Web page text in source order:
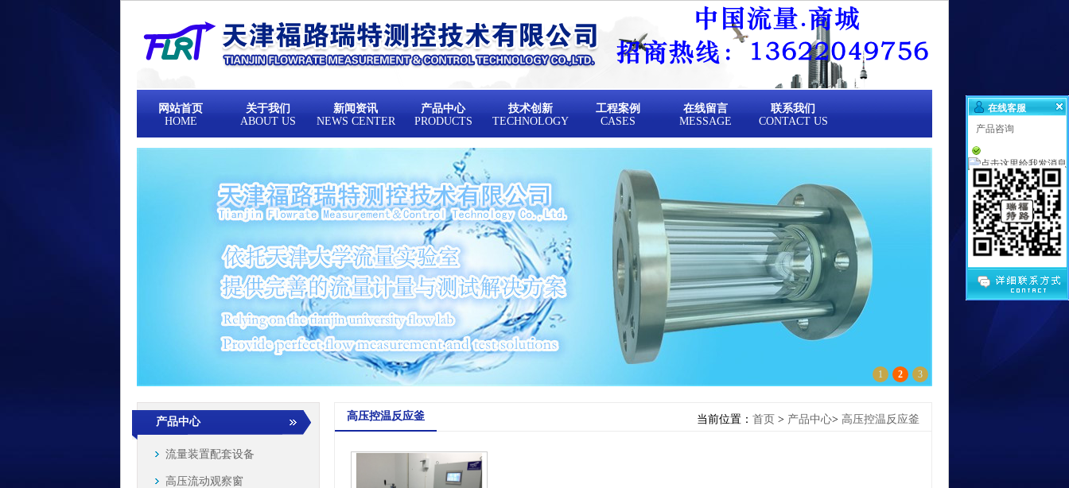
网站首页
HOME
关于我们
ABOUT US
新闻资讯
NEWS CENTER
产品中心
PRODUCTS
技术创新
TECHNOLOGY
工程案例
CASES
在线留言
MESSAGE
联系我们
CONTACT US
1 2 3
产品中心
流量装置配套设备
高压流动观察窗
当前位置： 首页 > 产品中心> 高压控温反应釜
高压控温反应釜
在线客服
产品咨询